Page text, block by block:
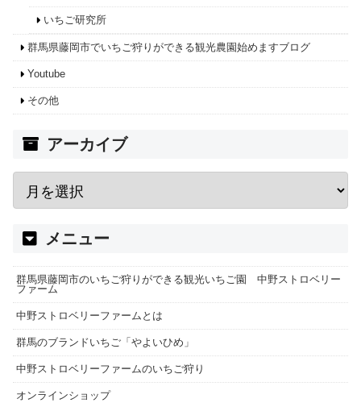
いちご研究所
群馬県藤岡市でいちご狩りができる観光農園始めますブログ
Youtube
その他
アーカイブ
メニュー
群馬県藤岡市のいちご狩りができる観光いちご園 中野ストロベリー
ファーム
中野ストロベリーファームとは
群馬のブランドいちご「やよいひめ」
中野ストロベリーファームのいちご狩り
オンラインショップ